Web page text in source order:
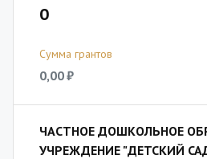
0
Сумма грантов
0,00 ₽
ЧАСТНОЕ ДОШКОЛЬНОЕ
УЧРЕЖДЕНИЕ "ДЕТСКИЙ